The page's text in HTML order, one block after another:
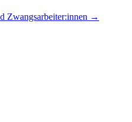
Zwangsarbeiter:innen →